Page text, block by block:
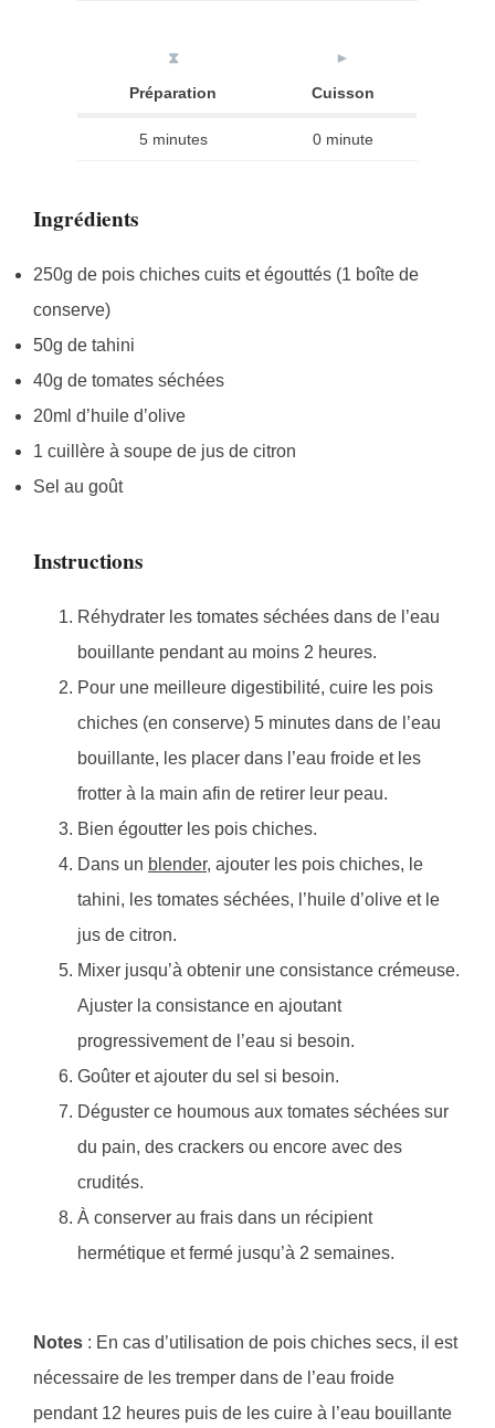
⧗
Préparation
►
Cuisson
5 minutes 0 minute
Ingrédients
250g de pois chiches cuits et égouttés (1 boîte de
conserve)
50g de tahini
40g de tomates séchées
20ml d’huile d’olive
1 cuillère à soupe de jus de citron
Sel au goût
Instructions
Réhydrater les tomates séchées dans de l’eau
bouillante pendant au moins 2 heures.
Pour une meilleure digestibilité, cuire les pois
chiches (en conserve) 5 minutes dans de l’eau
bouillante, les placer dans l’eau froide et les
frotter à la main afin de retirer leur peau.
Bien égoutter les pois chiches.
Dans un blender, ajouter les pois chiches, le
tahini, les tomates séchées, l’huile d’olive et le
jus de citron.
Mixer jusqu’à obtenir une consistance crémeuse.
Ajuster la consistance en ajoutant
progressivement de l’eau si besoin.
Goûter et ajouter du sel si besoin.
Déguster ce houmous aux tomates séchées sur
du pain, des crackers ou encore avec des
crudités.
À conserver au frais dans un récipient
hermétique et fermé jusqu’à 2 semaines.
Notes : En cas d’utilisation de pois chiches secs, il est
nécessaire de les tremper dans de l’eau froide
pendant 12 heures puis de les cuire à l’eau bouillante